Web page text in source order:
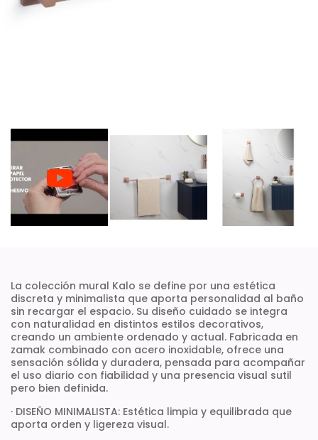
La colección mural Kalo se define por una estética
discreta y minimalista que aporta personalidad al baño
sin recargar el espacio. Su diseño cuidado se integra
con naturalidad en distintos estilos decorativos,
creando un ambiente ordenado y actual. Fabricada en
zamak combinado con acero inoxidable, ofrece una
sensación sólida y duradera, pensada para acompañar
el uso diario con fiabilidad y una presencia visual sutil
pero bien definida.
· DISEÑO MINIMALISTA: Estética limpia y equilibrada que
aporta orden y ligereza visual.